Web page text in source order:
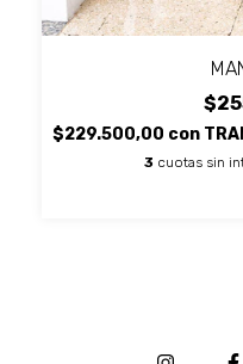
$229.500,00 con
3 cuotas sin